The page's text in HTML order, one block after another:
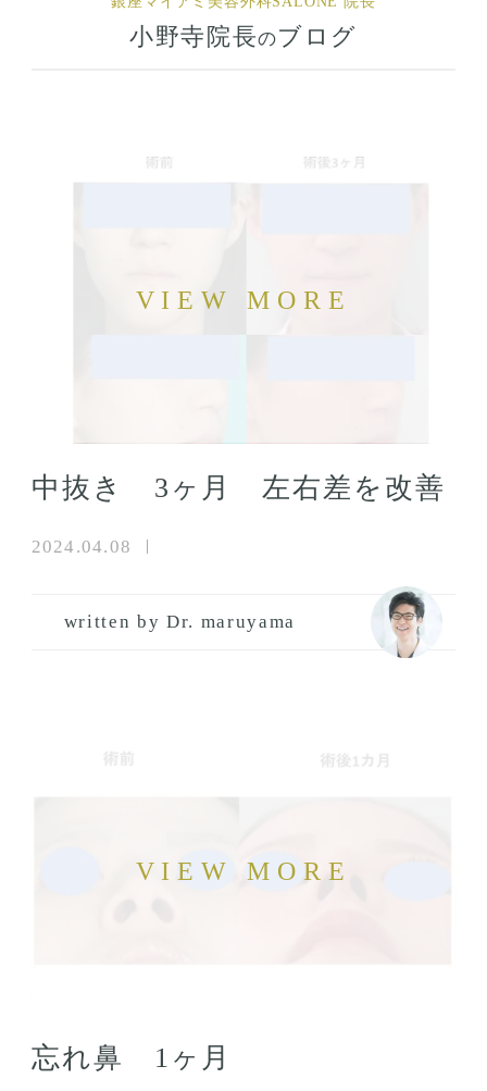
小野寺院長のブログ
中抜き 3ヶ月 左右差を改善
2024.04.08
written by Dr. maruyama
忘れ鼻 1ヶ月